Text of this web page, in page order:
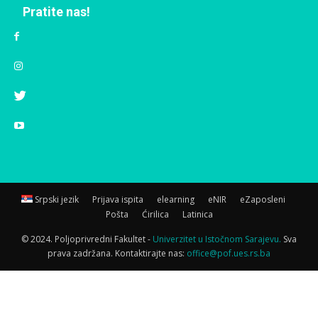
Pratite nas!
Srpski jezik Prijava ispita elearning eNIR
eZaposleni
Pošta
Ćirilica Latinica
© 2024. Poljoprivredni Fakultet - Univerzitet u Istočnom Sarajevu. Sva
prava zadržana. Kontaktirajte nas: office@pof.ues.rs.ba